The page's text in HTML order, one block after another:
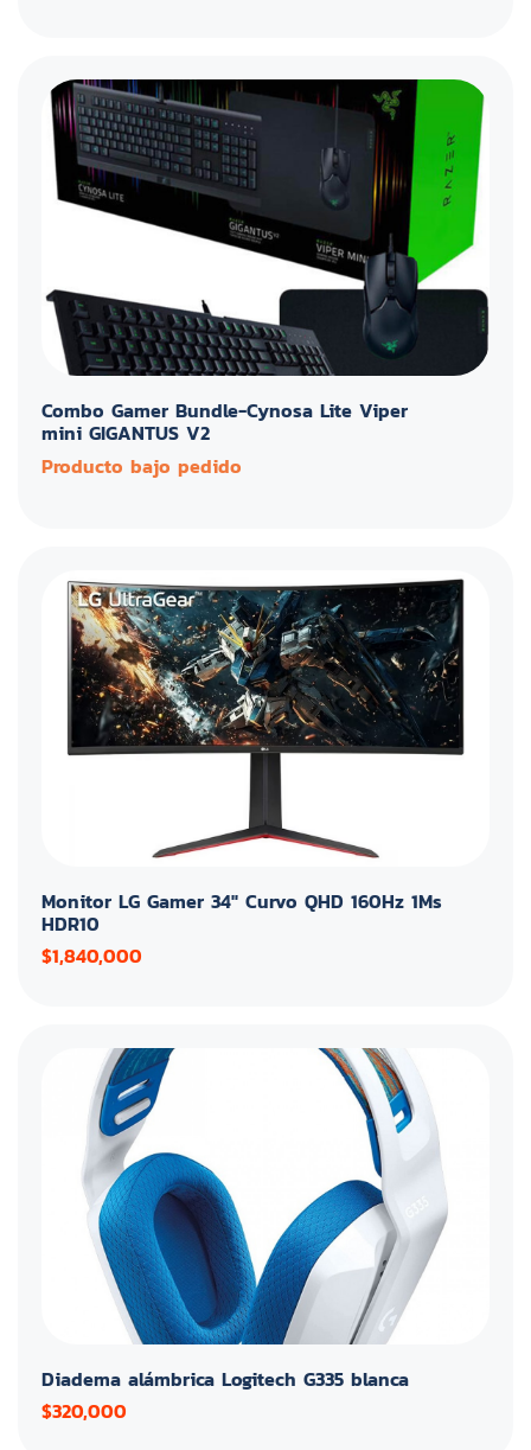
Combo Gamer Bundle-Cynosa Lite Viper
mini GIGANTUS V2
Producto bajo pedido
Monitor LG Gamer 34" Curvo QHD 160Hz 1Ms
HDR10
$1,840,000
Diadema alámbrica Logitech G335 blanca
$320,000